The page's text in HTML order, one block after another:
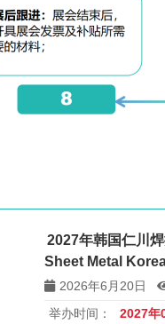
2027年韩国仁川
Sheet Metal
2026年6月20日
举办时间：
2027年